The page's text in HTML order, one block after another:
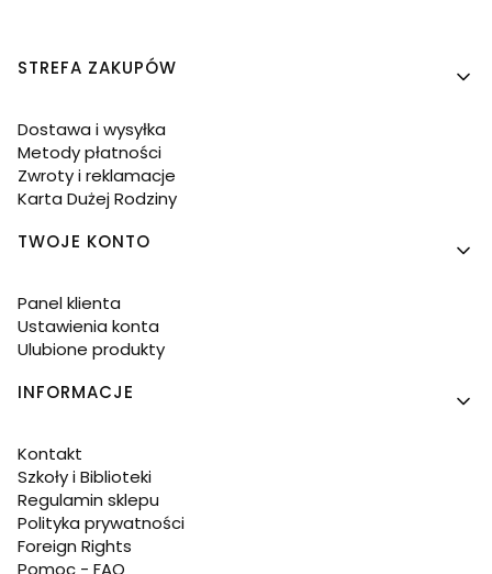
Linki w stopce
STREFA ZAKUPÓW
Dostawa i wysyłka
Metody płatności
Zwroty i reklamacje
Karta Dużej Rodziny
TWOJE KONTO
Panel klienta
Ustawienia konta
Ulubione produkty
INFORMACJE
Kontakt
Szkoły i Biblioteki
Regulamin sklepu
Polityka prywatności
Foreign Rights